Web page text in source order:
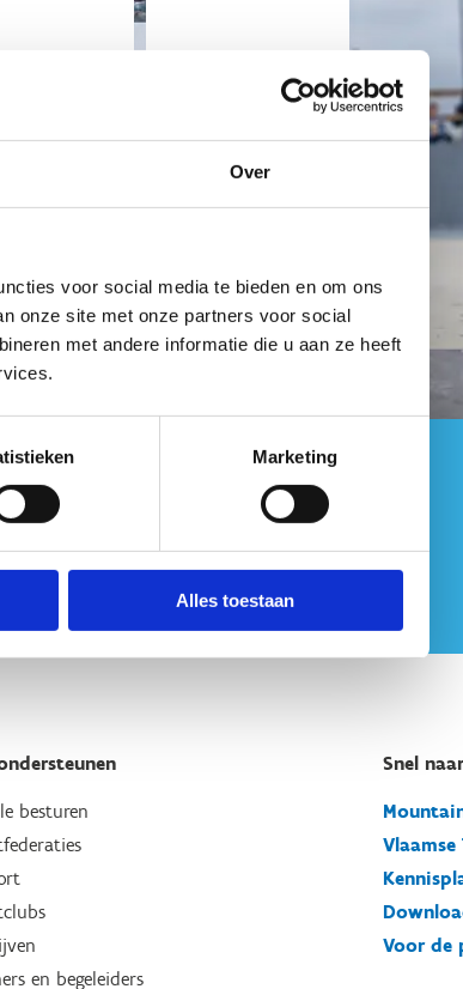
Over
voor social media te bieden en om ons
onze site met onze partners voor social
met andere informatie die u aan ze heeft
Marketing
Alles toestaan
besturen
en begeleiders
Snel naar
Voor de